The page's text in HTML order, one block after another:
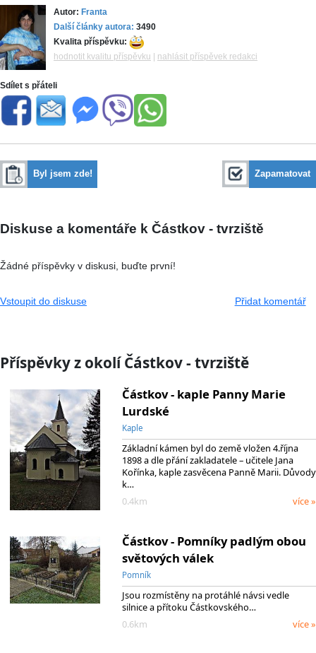
Autor: Franta
Další články autora: 3490
Kvalita příspěvku:
hodnotit kvalitu příspěvku
nahlásit příspěvek redakci
Sdílet s přáteli
Byl jsem zde! Zapamatovat
Diskuse a komentáře k Částkov - tvrziště
Žádné příspěvky v diskusi, buďte první!
Vstoupit do diskuse Přidat komentář
Příspěvky z okolí Částkov - tvrziště
Částkov - kaple Panny Marie
Lurdské
Kaple
Základní kámen byl do země vložen 4.října
1898 a dle přání zakladatele – učitele Jana
Kořínka, kaple zasvěcena Panně Marii. Důvody
k…
0.4km
více »
Částkov - Pomníky padlým obou
světových válek
Pomník
Jsou rozmístěny na protáhlé návsi vedle
silnice a přítoku Částkovského…
0.6km
více »